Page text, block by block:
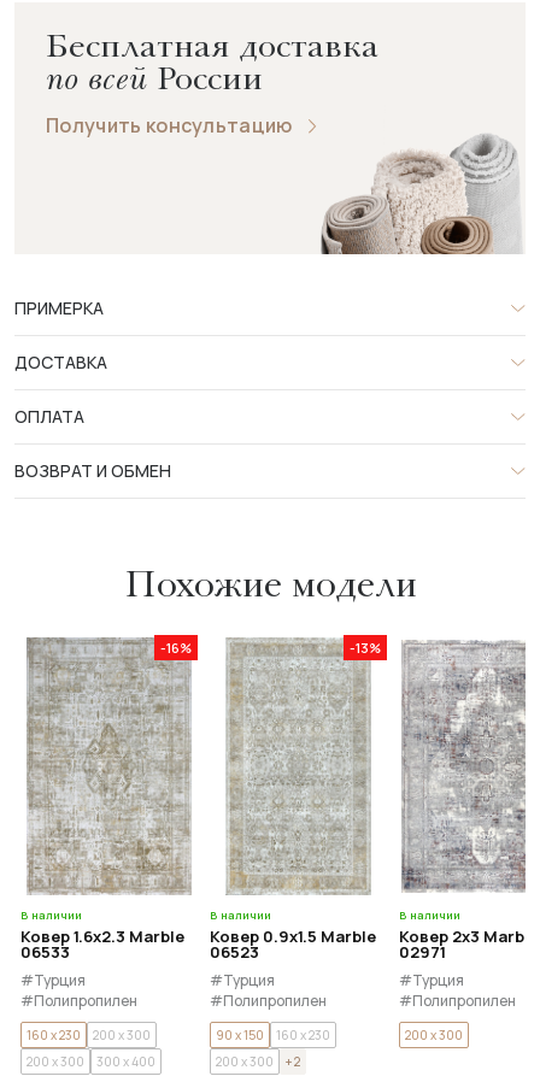
Бесплатная доставка
по всей России
Получить консультацию
ПРИМЕРКА
ДОСТАВКА
ОПЛАТА
ВОЗВРАТ И ОБМЕН
Похожие модели
-16%
В наличии
Ковер 1.6x2.3 Marble
06533
#Турция
#Полипропилен
#Полиэстер
160 x 230
200 x 300
200 x 300
300 x 400
-13%
В наличии
Ковер 0.9x1.5 Marble
06523
#Турция
#Полипропилен
#Полиэстер
90 x 150
160 x 230
200 x 300
+ 2
В наличии
Ковер 2x3 Marble
02971
#Турция
#Полипропилен
#Полиэстер
200 x 300